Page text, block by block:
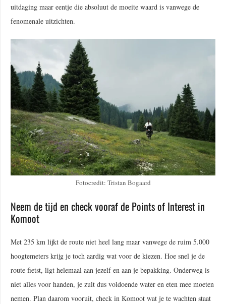
uitdaging maar eentje die absoluut de moeite waard is vanwege de
fenomenale uitzichten.
Fotocredit: Tristan Bogaard
Neem de tijd en check vooraf de Points of Interest in
Komoot
Met 235 km lijkt de route niet heel lang maar vanwege de ruim 5.000
hoogtemeters krijg je toch aardig wat voor de kiezen. Hoe snel je de
route fietst, ligt helemaal aan jezelf en aan je bepakking. Onderweg is
niet alles voor handen, je zult dus voldoende water en eten mee moeten
nemen. Plan daarom vooruit, check in Komoot wat je te wachten staat